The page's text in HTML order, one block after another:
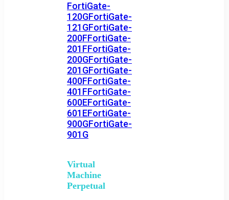
FortiGate-
120GFortiGate-
121GFortiGate-
200FFortiGate-
201FFortiGate-
200GFortiGate-
201GFortiGate-
400FFortiGate-
401FFortiGate-
600EFortiGate-
601EFortiGate-
900GFortiGate-
901G
Virtual
Machine
Perpetual